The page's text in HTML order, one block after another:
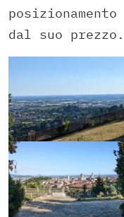
dal suo prezzo.